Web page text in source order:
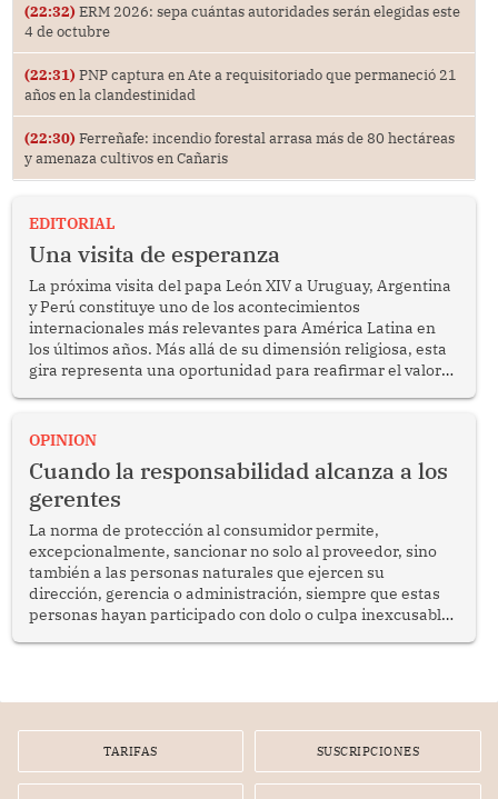
(22:32) ERM 2026: sepa cuántas autoridades serán elegidas este
4 de octubre
(22:31) PNP captura en Ate a requisitoriado que permaneció 21
años en la clandestinidad
(22:30) Ferreñafe: incendio forestal arrasa más de 80 hectáreas
y amenaza cultivos en Cañaris
EDITORIAL
Una visita de esperanza
La próxima visita del papa León XIV a Uruguay, Argentina
y Perú constituye uno de los acontecimientos
internacionales más relevantes para América Latina en
los últimos años. Más allá de su dimensión religiosa, esta
gira representa una oportunidad para reafirmar el valor
enfrenta desafíos en materia de desarrollo, cohesión
OPINION
Cuando la responsabilidad alcanza a los
gerentes
La norma de protección al consumidor permite,
excepcionalmente, sancionar no solo al proveedor, sino
también a las personas naturales que ejercen su
dirección, gerencia o administración, siempre que estas
personas hayan participado con dolo o culpa inexcusable
por la frustrada realización de un meet and greet con
TARIFAS SUSCRIPCIONES